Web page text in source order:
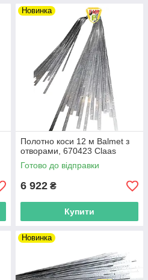
Новинка
Полотно коси 12 м Balmet з
отворами, 670423 Claas
Готово до відправки
6 922 ₴
Купити
Новинка